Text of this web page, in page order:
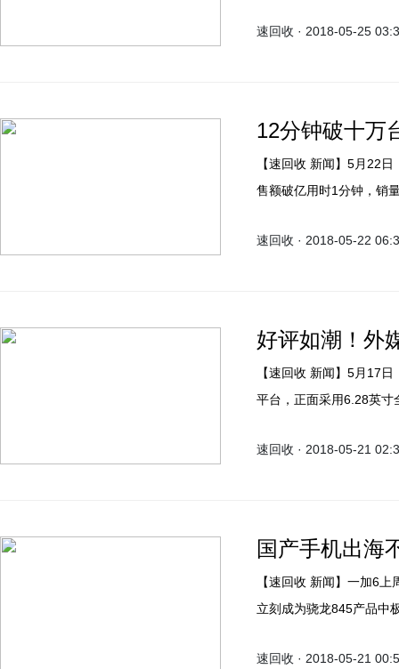
思的是，有网友认为小
速回收 · 2018-05-25
12分钟破十万
【速回收 新闻】5月22日，一加官方公布了一加6首销战报。在京东平台，一加6销
售额破亿用时1分钟，销
速回收 · 2018-05-22
好评如潮！外
【速回收 新闻】5月17日，全速旗舰一加6正式发布。一加6搭载高通骁龙845移动
平台，正面采用6.28英寸
媒的评价。
速回收 · 2018-05-21
国产手机出海
【速回收 新闻】一加6上周新鲜发布，凭借双玻璃异形屏设计、3199元的起步价，
立刻成为骁龙845产品中
速回收 · 2018-05-21